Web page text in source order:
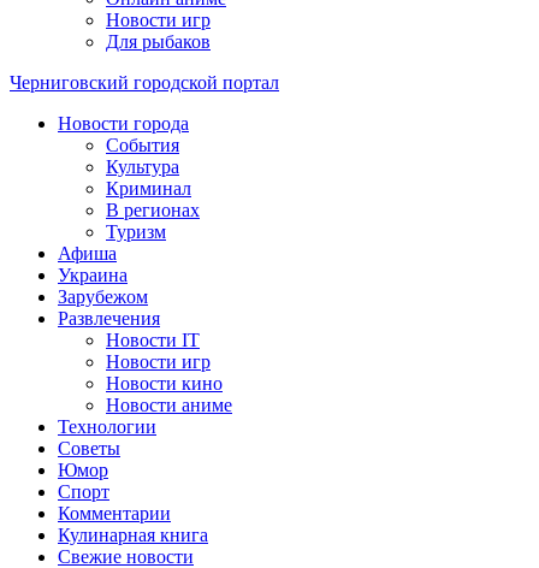
Новости игр
Для рыбаков
Черниговский городской портал
Новости города
События
Культура
Криминал
В регионах
Туризм
Афиша
Украина
Зарубежом
Развлечения
Новости IT
Новости игр
Новости кино
Новости аниме
Технологии
Советы
Юмор
Спорт
Комментарии
Кулинарная книга
Свежие новости